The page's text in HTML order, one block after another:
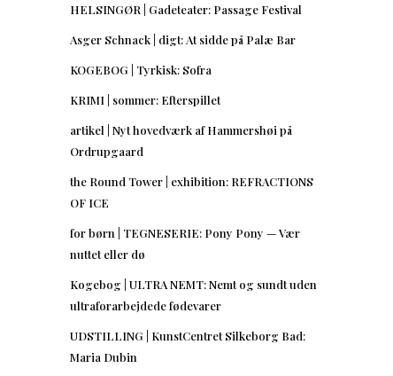
HELSINGØR | Gadeteater: Passage Festival
Asger Schnack | digt: At sidde på Palæ Bar
KOGEBOG | Tyrkisk: Sofra
KRIMI | sommer: Efterspillet
artikel | Nyt hovedværk af Hammershøi på
Ordrupgaard
the Round Tower | exhibition: REFRACTIONS
OF ICE
for børn | TEGNESERIE: Pony Pony — Vær
nuttet eller dø
Kogebog | ULTRA NEMT: Nemt og sundt uden
ultraforarbejdede fødevarer
UDSTILLING | KunstCentret Silkeborg Bad:
Maria Dubin